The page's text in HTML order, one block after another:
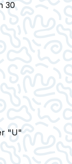
30
"U"